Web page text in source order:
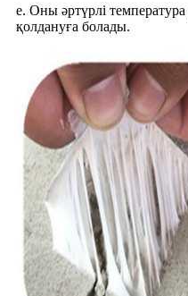
e. Оны әртүрлі
қолдануға болады.